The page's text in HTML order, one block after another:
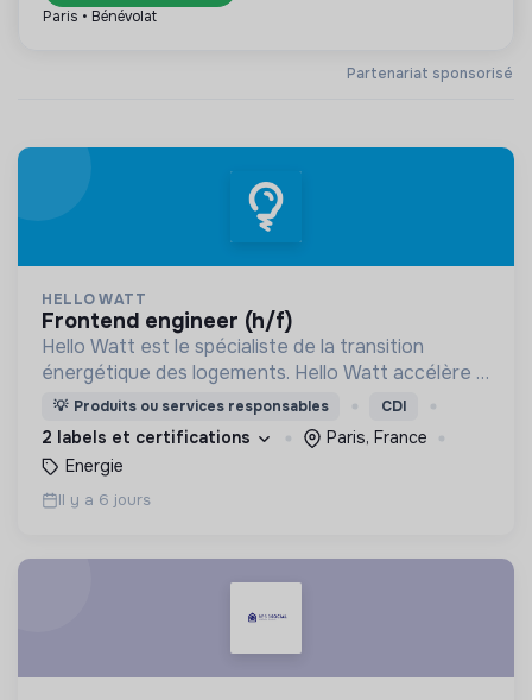
Partenariat sponsorisé
Paris • Bénévolat
HELLO WATT
frontend engineer (h/f)
Hello Watt est le spécialiste de la transition
énergétique des logements. Hello Watt accélère la
transition énergétique en la rendant plus simple,
plus intelligente et plus accessible.
💡 Produits ou services responsables CDI
2 labels et certifications
Paris, France
Energie
Il y a 6 jours